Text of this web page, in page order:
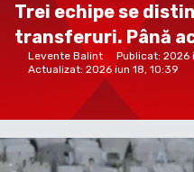
Trei echipe se
transferuri. Până
Levente Balint Publicat: 2026
Actualizat: 2026 iun 18, 10:39